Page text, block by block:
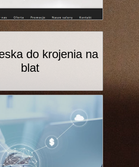
do krojenia na
blat